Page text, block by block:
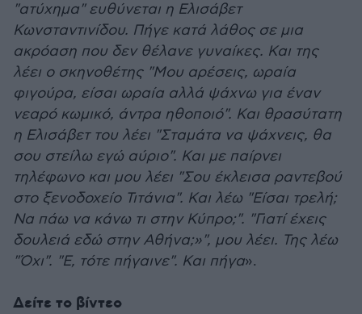
"ατύχημα" ευθύνεται η Ελισάβετ
Κωνσταντινίδου. Πήγε κατά λάθος σε μια
ακρόαση που δεν θέλανε γυναίκες. Και της
λέει ο σκηνοθέτης "Μου αρέσεις, ωραία
φιγούρα, είσαι ωραία αλλά ψάχνω για έναν
νεαρό κωμικό, άντρα ηθοποιό". Και θρασύτατη
η Ελισάβετ του λέει "Σταμάτα να ψάχνεις, θα
σου στείλω εγώ αύριο". Και με παίρνει
τηλέφωνο και μου λέει "Σου έκλεισα ραντεβού
στο ξενοδοχείο Τιτάνια". Και λέω "Είσαι τρελή;
Να πάω να κάνω τι στην Κύπρο;". "Γιατί έχεις
δουλειά εδώ στην Αθήνα;»", μου λέει. Της λέω
"Όχι". "Ε, τότε πήγαινε". Και πήγα».
Δείτε το βίντεο